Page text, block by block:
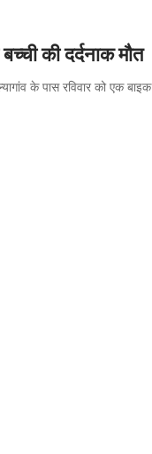
की दर्दनाक मौत
के पास रविवार को एक बाइक